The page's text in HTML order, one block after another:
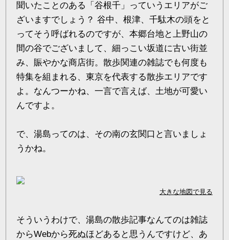
聞いたことのある「谷根千」っていうエリアがご
ざいますでしょう？ 谷中、根津、千駄木の頭をと
ってそう呼ばれるのですが、本郷台地と上野山の
間の谷でございまして、細っこい坂道に古い街並
み、賑やかな商店街。散歩関連の雑誌でも何度も
特集を組まれる、東京を代表する散歩エリアです
よ。なんつーかね、一言で言えば、土地が可愛い
んですよ。
で、湯島ってのは、その南の玄関口と言いましょ
うかね。
大きな地図で見る
そういうわけで、湯島の散歩記事なんてのは雑誌
からWebから死ぬほどあると思うんですけど、あ